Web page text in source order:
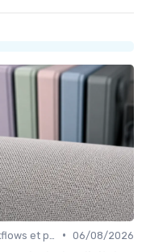
• 06/08/2026